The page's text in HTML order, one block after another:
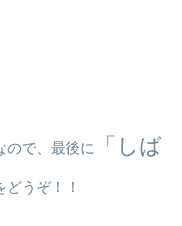
ので、最後に
「しば
どうぞ！！